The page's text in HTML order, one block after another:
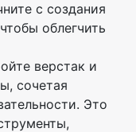
с создания
облегчить
верстак и
сочетая
Это